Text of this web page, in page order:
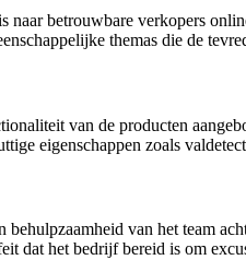
betrouwbare verkopers
themas die de
van de producten
eigenschappen zoals
van het team
dat het bedrijf bereid is om